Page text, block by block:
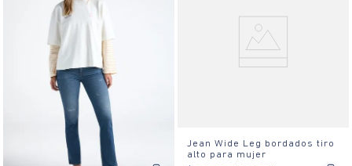
Jean Wide Leg bordados tiro
alto para mujer